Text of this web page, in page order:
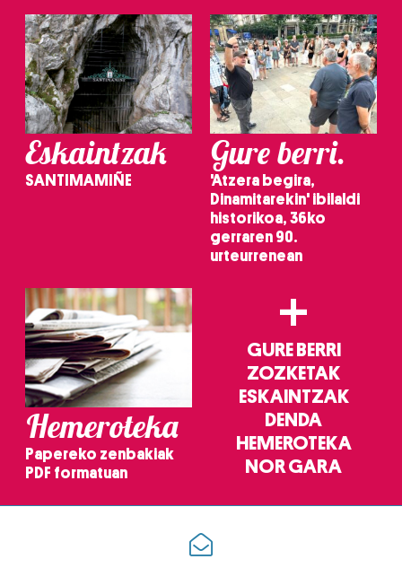
Eskaintzak
SANTIMAMIÑE
Gure berri.
'Atzera begira,
Dinamitarekin' ibilaldi
historikoa, 36ko
gerraren 90.
urteurrenean
Hemeroteka
Papereko zenbakiak
PDF formatuan
+
GURE BERRI
ZOZKETAK
ESKAINTZAK
DENDA
HEMEROTEKA
NOR GARA